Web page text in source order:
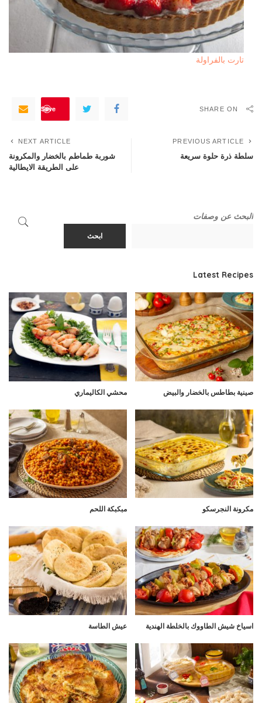
تارت بالفراولة
SHARE ON
Save
PREVIOUS ARTICLE
سلطة ذرة حلوة سريعة
NEXT ARTICLE
شوربة طماطم بالخضار والمكرونة
على الطريقة الايطالية
البحث عن وصفات
ابحث
Latest Recipes
صينية بطاطس بالخضار والبيض محشي الكاليماري
مكرونة النجرسكو مبكبكة اللحم
اسياخ شيش الطاووك بالخلطة الهندية عيش الطاسة